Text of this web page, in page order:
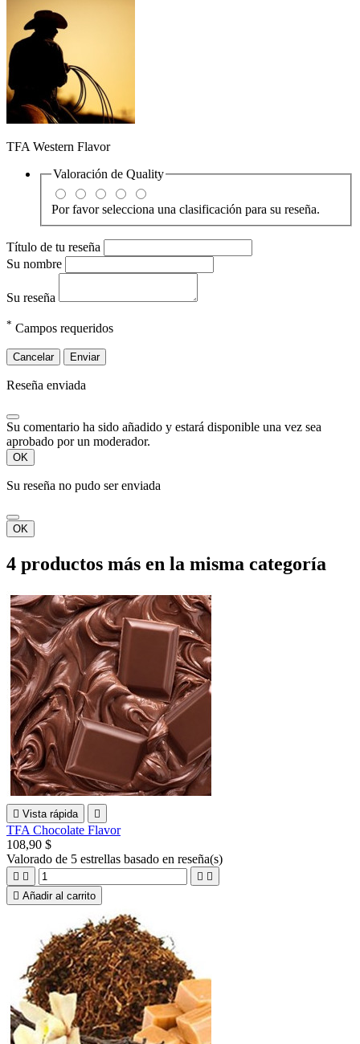
TFA Western Flavor
Valoración de Quality
Por favor selecciona una clasificación para su reseña.
Título de tu reseña
Su nombre
Su reseña
* Campos requeridos
Cancelar Enviar
Reseña enviada
Su comentario ha sido añadido y estará disponible una vez sea
aprobado por un moderador.
OK
Su reseña no pudo ser enviada
OK
4 productos más en la misma categoría
 Vista rápida 
TFA Chocolate Flavor
108,90 $
Valorado de 5 estrellas basado en reseña(s)
   
 Añadir al carrito